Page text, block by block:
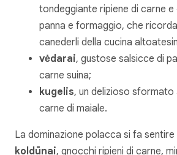
tondeggiante ripiene di carne
panna e formaggio, che
canederli della cucina
vėdarai, gustose salsicce di
carne suina;
kugelis, un delizioso
carne di maiale.
La dominazione polacca si fa
koldūnai, gnocchi ripieni di carne,